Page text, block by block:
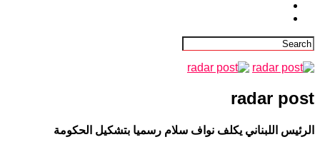
radar post
الرئيس اللبناني يكلف نواف سلام رسميا بتشكيل الحكومة